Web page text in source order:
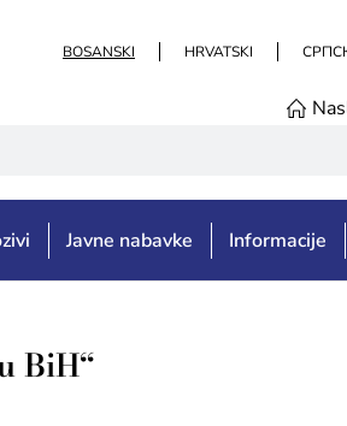
BOSANSKI HRVATSKI
Javne nabavke Informacije
BiH“